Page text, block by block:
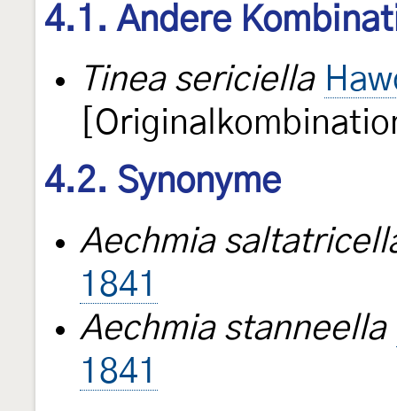
4.1. Andere
Tinea sericiella
4.2. Synonyme
Aechmia
1841
Aechmia stanneella
1841